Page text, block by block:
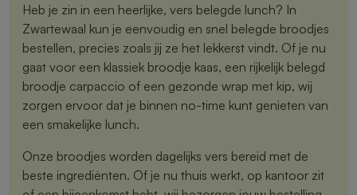
Heb je zin in een heerlijke, vers belegde lunch? In
Zwartewaal kun je eenvoudig en snel belegde broodjes
bestellen, precies zoals jij ze het lekkerst vindt. Of je nu
gaat voor een klassiek broodje kaas, een rijkelijk belegd
broodje carpaccio of een gezonde wrap met kip, wij
zorgen ervoor dat je binnen no-time kunt genieten van
een smakelijke lunch.
Onze broodjes worden dagelijks vers bereid met de
beste ingrediënten. Of je nu thuis werkt, op kantoor zit